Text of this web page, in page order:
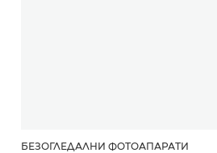
БЕЗОГЛЕДАЛНИ ФОТОАПАРАТИ